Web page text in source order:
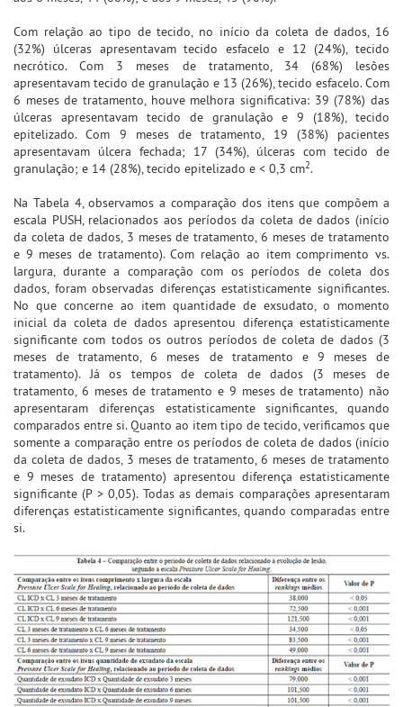
Com relação ao tipo de tecido, no início da coleta de dados, 16
(32%) úlceras apresentavam tecido esfacelo e 12 (24%), tecido
necrótico. Com 3 meses de tratamento, 34 (68%) lesões
apresentavam tecido de granulação e 13 (26%), tecido esfacelo. Com
6 meses de tratamento, houve melhora significativa: 39 (78%) das
úlceras apresentavam tecido de granulação e 9 (18%), tecido
epitelizado. Com 9 meses de tratamento, 19 (38%) pacientes
apresentavam úlcera fechada; 17 (34%), úlceras com tecido de
granulação; e 14 (28%), tecido epitelizado e < 0,3 cm2.
Na Tabela 4, observamos a comparação dos itens que compõem a
escala PUSH, relacionados aos períodos da coleta de dados (início
da coleta de dados, 3 meses de tratamento, 6 meses de tratamento
e 9 meses de tratamento). Com relação ao item comprimento vs.
largura, durante a comparação com os períodos de coleta dos
dados, foram observadas diferenças estatisticamente significantes.
No que concerne ao item quantidade de exsudato, o momento
inicial da coleta de dados apresentou diferença estatisticamente
significante com todos os outros períodos de coleta de dados (3
meses de tratamento, 6 meses de tratamento e 9 meses de
tratamento). Já os tempos de coleta de dados (3 meses de
tratamento, 6 meses de tratamento e 9 meses de tratamento) não
apresentaram diferenças estatisticamente significantes, quando
comparados entre si. Quanto ao item tipo de tecido, verificamos que
somente a comparação entre os períodos de coleta de dados (início
da coleta de dados, 3 meses de tratamento, 6 meses de tratamento
e 9 meses de tratamento) apresentou diferença estatisticamente
significante (P > 0,05). Todas as demais comparações apresentaram
diferenças estatisticamente significantes, quando comparadas entre
si.